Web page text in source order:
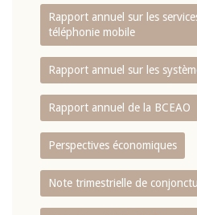
Rapport annuel sur les
téléphonie mobile
Rapport annuel sur les
Rapport annuel de la BCEAO
Perspectives économiques
Note trimestrielle de